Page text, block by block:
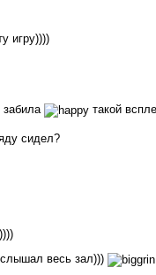
игру))))
забила
такой
сидел?
весь зал)))